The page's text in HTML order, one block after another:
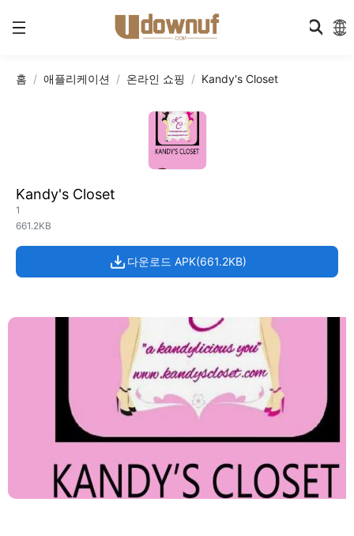
홈 애플리케이션 온라인 쇼핑 Kandy's Closet
Kandy's Closet
1
661.2KB
다운로드 APK(661.2KB)